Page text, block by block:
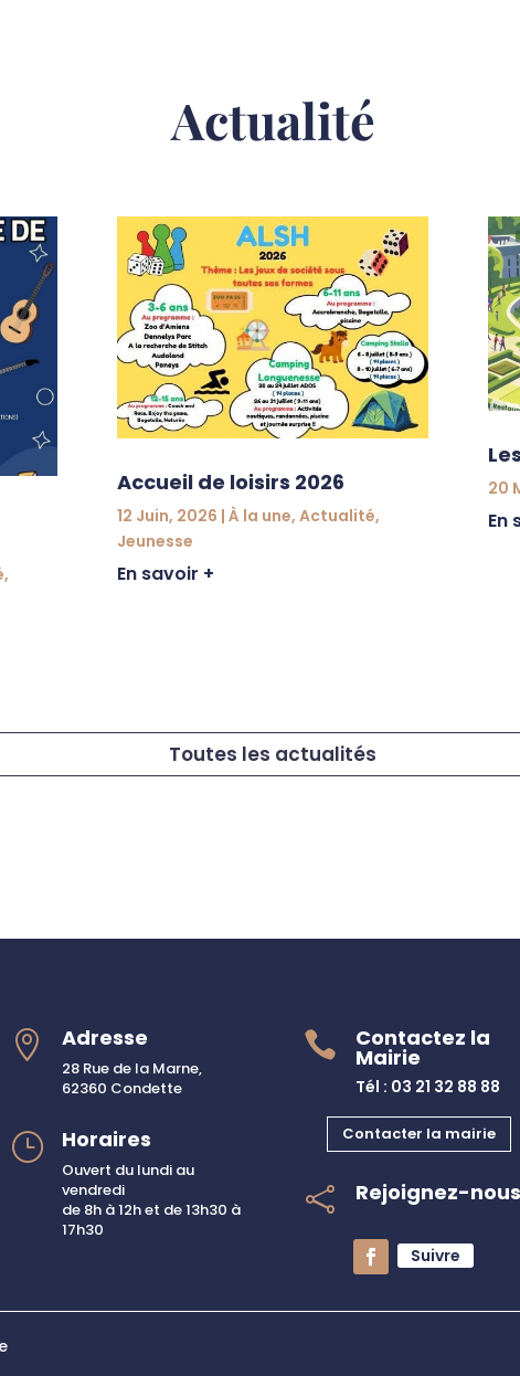
Actualité
,
Accueil de loisirs 2026
12 Juin, 2026 | À la une, Actualité,
Jeunesse
En savoir +
20
En
Toutes les actualités
 Adresse
28 Rue de la Marne,
62360 Condette
} Horaires
Ouvert du lundi au
vendredi
de 8h à 12h et de 13h30 à
17h30
 Contactez la
Mairie
Tél : 03 21 32 88 88
Contacter la mairie
 Rejoignez-nous
Suivre